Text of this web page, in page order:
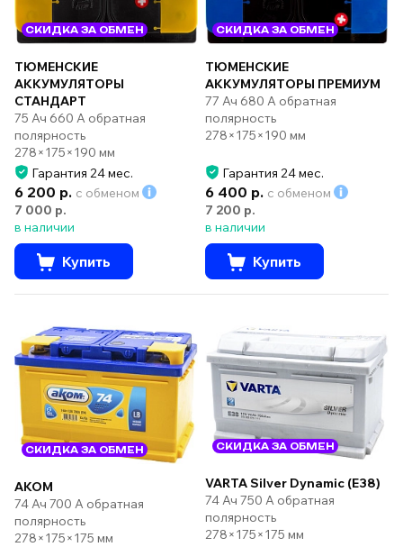
СКИДКА ЗА ОБМЕН
ТЮМЕНСКИЕ
АККУМУЛЯТОРЫ
СТАНДАРТ
75 Ач 660 А обратная
полярность
278×175×190 мм
Гарантия 24 мес.
6 200 р. с обменом
7 000 р.
в наличии
Купить
СКИДКА ЗА ОБМЕН
ТЮМЕНСКИЕ
АККУМУЛЯТОРЫ ПРЕМИУМ
77 Ач 680 А обратная
полярность
278×175×190 мм
Гарантия 24 мес.
6 400 р. с обменом
7 200 р.
в наличии
Купить
СКИДКА ЗА ОБМЕН
AKOM
74 Ач 700 А обратная
полярность
278×175×175 мм
СКИДКА ЗА ОБМЕН
VARTA Silver Dynamic (E38)
74 Ач 750 А обратная
полярность
278×175×175 мм